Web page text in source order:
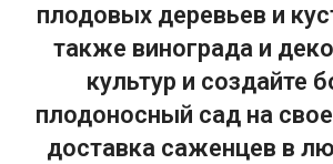
плодовых деревьев и
также винограда и
культур и создайте
плодоносный сад на
доставка саженцев в